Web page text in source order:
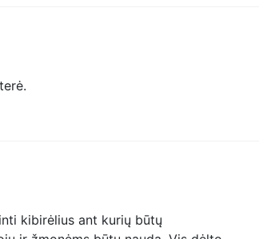
kibirėlius ant kurių būtų